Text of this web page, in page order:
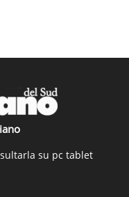
su pc tablet